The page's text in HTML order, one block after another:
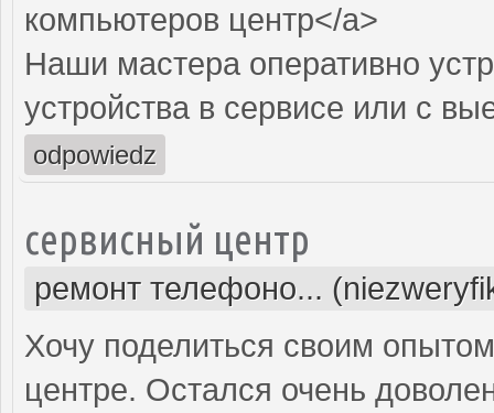
компьютеров центр</a>
Наши мастера оперативно
устройства в сервисе или с
odpowiedz
сервисный центр
ремонт телефоно...
Хочу поделиться своим
центре. Остался очень